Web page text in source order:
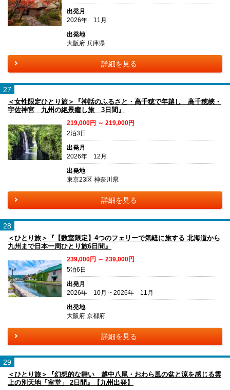
出発月
2026年 11月
出発地
大阪府 兵庫県
詳細を見る
27
＜女性限定ひとり旅＞『神話のふるさと・高千穂で年越し 高千穂峡・
宇佐神宮 九州の絶景癒し旅 3日間』
219,000円 ～ 219,000円
2泊3日
出発月
2026年 12月
出発地
東京23区 神奈川県
詳細を見る
28
＜ひとり旅＞『【数室限定】4つのフェリーで気軽に旅する 北海道から
九州まで日本一周ひとり旅6日間』
239,000円 ～ 239,000円
5泊6日
出発月
2026年 10月 ~ 2026年 11月
出発地
大阪府 京都府
詳細を見る
29
＜ひとり旅＞『幻想的な舞い 越中八尾・おわら風の盆と涼を感じる雲
上の別天地「室堂」 2日間』【九州出発】